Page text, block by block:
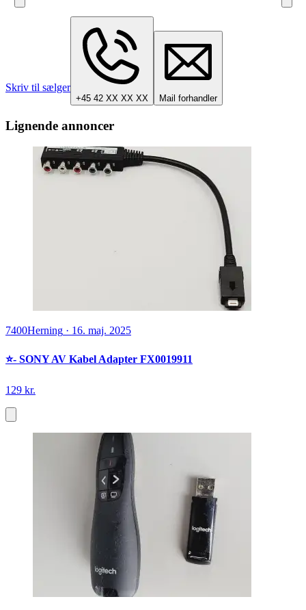
Skriv til sælger
+45 42 XX XX XX Mail forhandler
Lignende annoncer
7400Herning · 16. maj. 2025
⭐️- SONY AV Kabel Adapter FX0019911
129 kr.